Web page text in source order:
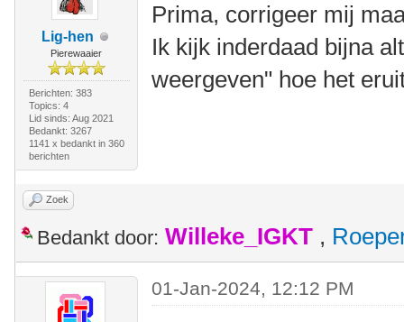
Lig-hen
Pierewaaier
Berichten: 383
Topics: 4
Lid sinds: Aug 2021
Bedankt: 3267
1141 x bedankt in 360
berichten
Prima, corrigeer mij
Ik kijk inderdaad bijna
weergeven" hoe het
Zoek
Bedankt door: Willeke_IGKT ,
01-Jan-2024, 12:12 PM